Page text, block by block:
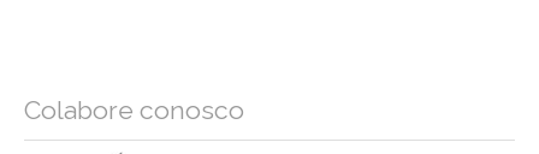
Colabore conosco